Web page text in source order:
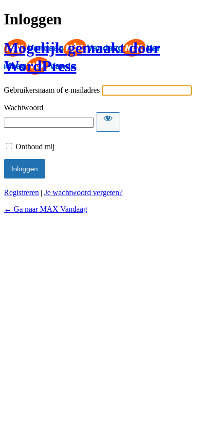
Inloggen
Mogelijk gemaakt door
WordPress
Gebruikersnaam of e-mailadres
Wachtwoord
Onthoud mij
Registreren | Je wachtwoord vergeten?
← Ga naar MAX Vandaag